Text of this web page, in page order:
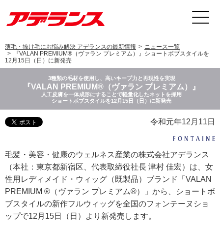
薄毛・抜け毛にお悩み解決 アデランスの最新情報
ニュース一覧
『VALAN PREMIUM®（ヴァラン プレミアム）』ショートボブスタイルを
12月15日（日）に新発売
3種類の毛材を使用し、高いキープ力と再現性を実現
『VALAN PREMIUM®（ヴァラン プレミアム）』
人工皮膚を一体成形にすることで軽量化したネットを採用
ショートボブスタイルを12月15日（日）に新発売
令和元年12月11日
毛髪・美容・健康のウェルネス産業の株式会社アデランス
（本社：東京都新宿区、代表取締役社長 津村 佳宏）は、女
性用レディメイド・ウィッグ（既製品）ブランド「VALAN
PREMIUM ®（ヴァラン プレミアム®）」から、ショートボ
ブスタイルの新作フルウィッグを全国のフォンテーヌショ
ップで12月15日（日）より新発売します。